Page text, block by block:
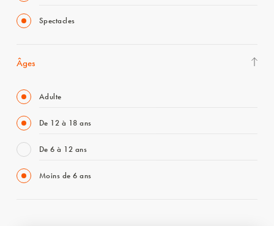
Spectacles
Âges
Adulte
De 12 à 18 ans
De 6 à 12 ans
Moins de 6 ans